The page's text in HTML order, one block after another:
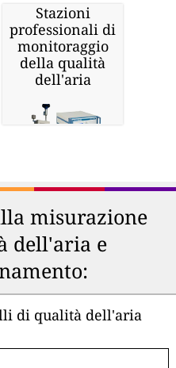
Stazioni
professionali di
monitoraggio
della qualità
dell'aria
misurazione
dell'aria e
di qualità dell'aria